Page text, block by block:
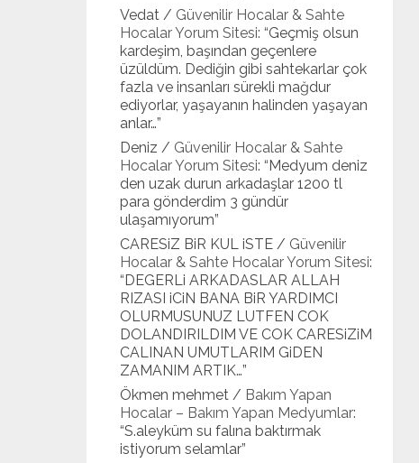
Vedat / Güvenilir Hocalar & Sahte
Hocalar Yorum Sitesi: “Geçmiş olsun
kardeşim, başından geçenlere
üzüldüm. Dediğin gibi sahtekarlar çok
fazla ve insanları sürekli mağdur
ediyorlar, yaşayanın halinden yaşayan
anlar…”
Deniz / Güvenilir Hocalar & Sahte
Hocalar Yorum Sitesi: “Medyum deniz
den uzak durun arkadaşlar 1200 tl
para gönderdim 3 gündür
ulaşamıyorum”
CARESiZ BiR KUL iSTE / Güvenilir
Hocalar & Sahte Hocalar Yorum Sitesi:
“DEGERLi ARKADASLAR ALLAH
RIZASI iCiN BANA BiR YARDIMCI
OLURMUSUNUZ LUTFEN COK
DOLANDIRILDIM VE COK CARESiZiM
CALINAN UMUTLARIM GiDEN
ZAMANIM ARTIK…”
Ökmen mehmet / Bakım Yapan
Hocalar – Bakım Yapan Medyumlar:
“S.aleyküm su falına baktırmak
istiyorum selamlar”